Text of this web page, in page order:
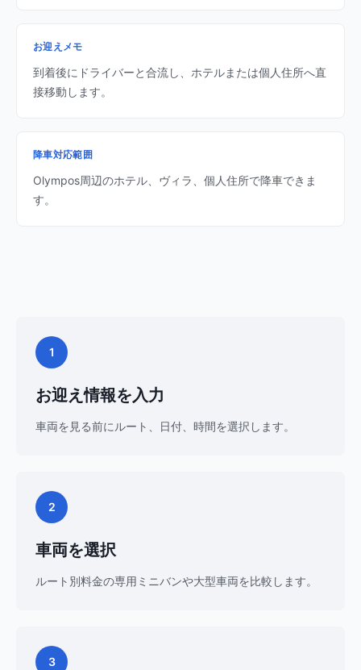
お迎えメモ
到着後にドライバーと合流し、ホテルまたは個人住所へ直
接移動します。
降車対応範囲
Olympos周辺のホテル、ヴィラ、個人住所で降車できま
す。
1
お迎え情報を入力
車両を見る前にルート、日付、時間を選択します。
2
車両を選択
ルート別料金の専用ミニバンや大型車両を比較します。
3